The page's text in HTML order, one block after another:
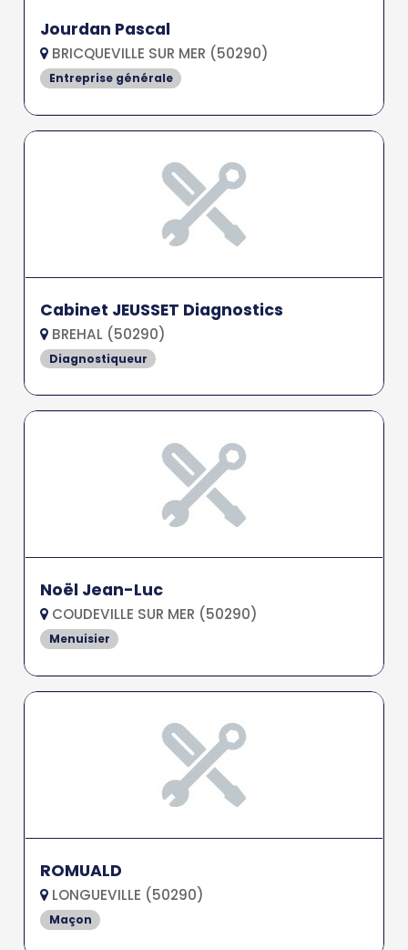
Jourdan Pascal
BRICQUEVILLE SUR MER (50290)
Entreprise générale
Cabinet JEUSSET Diagnostics
BREHAL (50290)
Diagnostiqueur
Noël Jean-Luc
COUDEVILLE SUR MER (50290)
Menuisier
ROMUALD
LONGUEVILLE (50290)
Maçon